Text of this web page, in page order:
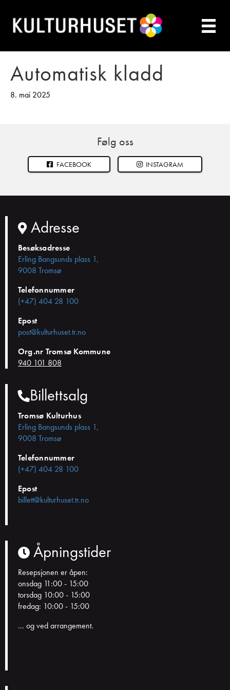
Automatisk kladd
8. mai 2025
Følg oss
FACEBOOK INSTAGRAM
Adresse
Besøksadresse
Erling Bangsunds plass 1,
9008 Tromsø
Telefonnummer
(+47) 404 28 100
Epost
post@kulturhuset.tr.no
Org.nr Tromsø Kommune
940 101 808
Billettsalg
Tromsø Kulturhus
Erling Bangsunds plass 1,
9008 Tromsø
Telefonnummer
(+47) 404 28 100
Epost
billett@kulturhuset.tr.no
Åpningstider
Resepsjonen er åpen:
onsdag 11:00 - 15:00
torsdag 10:00 - 15:00
fredag: 10:00 - 15:00
... og ved arrangement.